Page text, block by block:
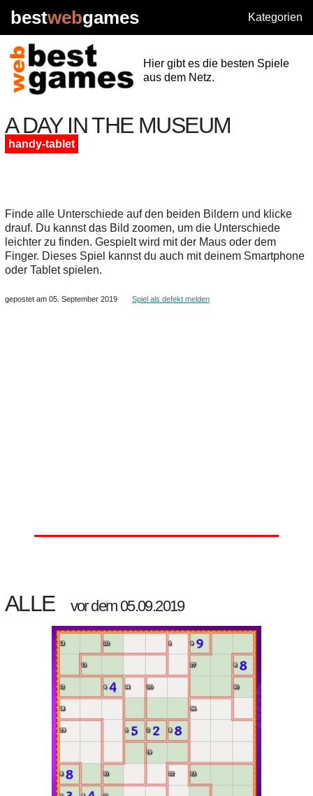
bestwebgames Kategorien
Hier gibt es die besten Spiele
aus dem Netz.
A DAY IN THE MUSEUM
handy-tablet
Finde alle Unterschiede auf den beiden Bildern und klicke
drauf. Du kannst das Bild zoomen, um die Unterschiede
leichter zu finden. Gespielt wird mit der Maus oder dem
Finger. Dieses Spiel kannst du auch mit deinem Smartphone
oder Tablet spielen.
gepostet am 05. September 2019 Spiel als defekt melden
ALLE vor dem 05.09.2019